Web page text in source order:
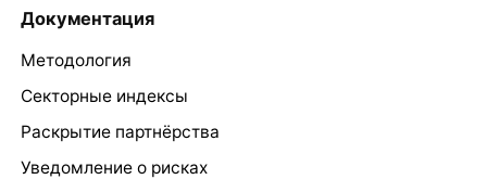
Документация
Методология
Секторные индексы
Раскрытие партнёрства
Уведомление о рисках